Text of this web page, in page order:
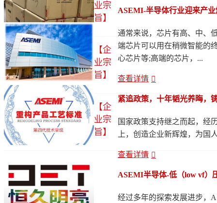
ASEMI-半导体行业迎来产
通常来说，芯片有高、中、
端芯片可以用在稍微智能的
心芯片等;高端的芯片，...
查看详情
紧追政策，十年韬光养晦，
国家政策支持继之而起，经
上，创造企业新辉煌，为国
查看详情
ASEMI半导体-低（low vf）
经过多年的探索发展进步，
业宗
旨】
【企
业宗
旨】
【企
业宗
旨】